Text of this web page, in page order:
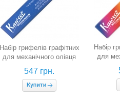
Набір грифелів графітних
для механічного олівця
Kaweco (сині, 2,0 мм, HB,
24 штуки)
547 грн.
Набір
для